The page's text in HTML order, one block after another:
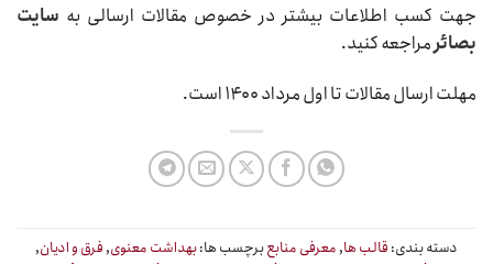
جهت کسب اطلاعات بیشتر در خصوص مقالات ارسالی به سایت
بصائرمراجعه کنید.
مهلت ارسال مقالات تا اول مرداد ۱۴۰۰ است.
دسته بندی: قالب ها, معرفی منابعبرچسب ها:بهداشت معنوی, فرق و ادیان,